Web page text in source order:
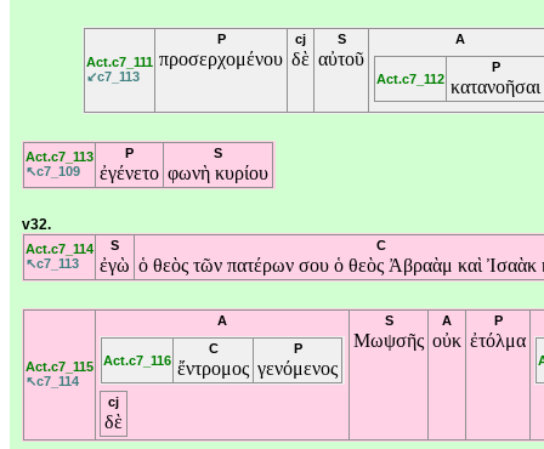
Act.c7_111
↙c7_113
P
προσερχομένου
cj
δὲ
S
αὐτοῦ
A
Act.c7_112
P
κατανοῆσαι
Act.c7_113
↖c7_109
P
ἐγένετο
S
φωνὴ κυρίου
v32.
Act.c7_114
↖c7_113
S
ἐγὼ
C
ὁ θεὸς τῶν πατέρων σου ὁ θεὸς Ἀβραὰμ καὶ Ἰσαὰκ
Act.c7_115
↖c7_114
A
Act.c7_116
C
ἔντρομος
P
γενόμενος
cj
δὲ
S
Μωψσῆς
A
οὐκ
P
ἐτόλμα